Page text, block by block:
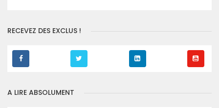
RECEVEZ DES EXCLUS !
A LIRE ABSOLUMENT